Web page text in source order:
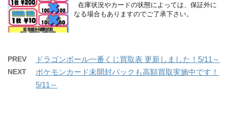
在庫状況やカードの状態によっては、保証外に
なる場合もありますのでご了承下さい。
PREV ドラゴンボール一番くじ買取表 更新しました！5/11～
NEXT
ポケモンカード未開封パックも高額買取実施中です！
5/11～